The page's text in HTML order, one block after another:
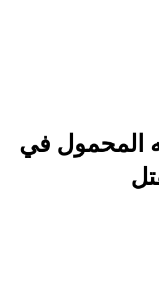
المحمول في